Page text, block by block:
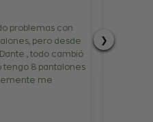
❯
problemas con
pero desde
, todo cambió
tengo 8 pantalones
me